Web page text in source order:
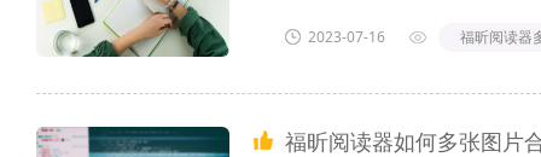
2023-07-16 福昕阅读器
福昕阅读器如何多张图片